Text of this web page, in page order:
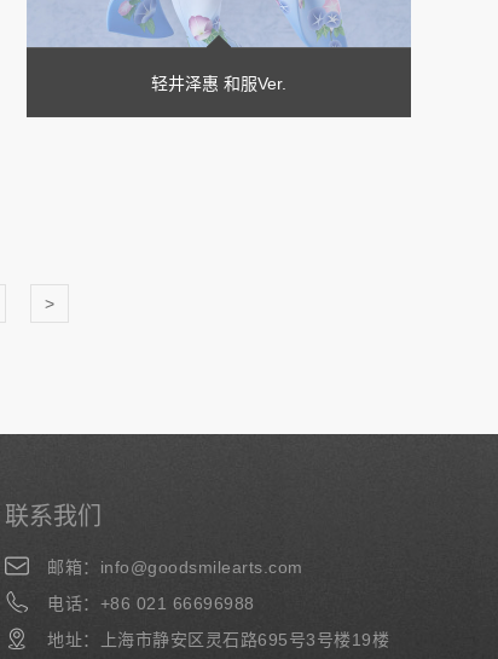
轻井泽惠 和服Ver.
>
联系我们
邮箱：info@goodsmilearts.com
电话：+86 021 66696988
地址：上海市静安区灵石路695号3号楼19楼